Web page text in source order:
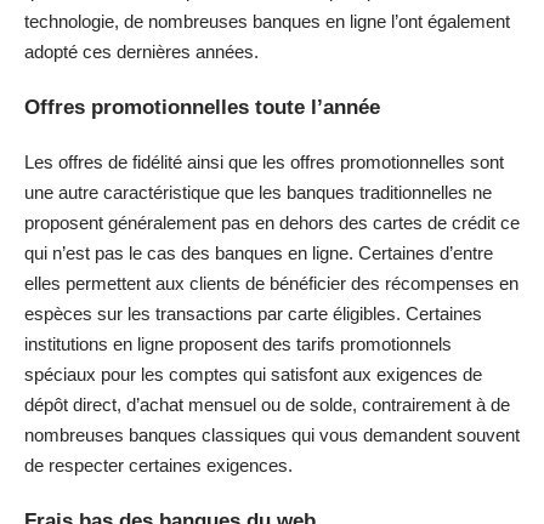
technologie, de nombreuses banques en ligne l’ont également
adopté ces dernières années.
Offres promotionnelles toute l’année
Les offres de fidélité ainsi que les offres promotionnelles sont
une autre caractéristique que les banques traditionnelles ne
proposent généralement pas en dehors des cartes de crédit ce
qui n’est pas le cas des banques en ligne. Certaines d’entre
elles permettent aux clients de bénéficier des récompenses en
espèces sur les transactions par carte éligibles. Certaines
institutions en ligne proposent des tarifs promotionnels
spéciaux pour les comptes qui satisfont aux exigences de
dépôt direct, d’achat mensuel ou de solde, contrairement à de
nombreuses banques classiques qui vous demandent souvent
de respecter certaines exigences.